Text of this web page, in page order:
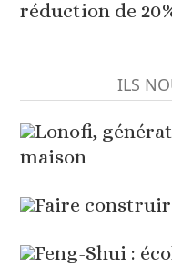
réduction de
ILS
Lonofi,
maison
Faire
Feng-Shui :